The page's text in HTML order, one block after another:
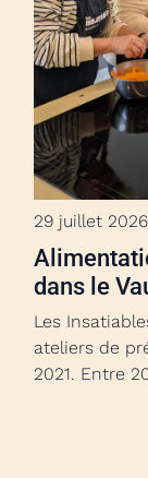
29 juillet 2026
dans le
Les
ateliers de
2021. Entre